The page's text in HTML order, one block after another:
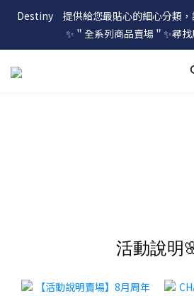
Destiny　提供給您最貼心的細心分類
✨＂全系列商品賣場＂✨尋
活動說明